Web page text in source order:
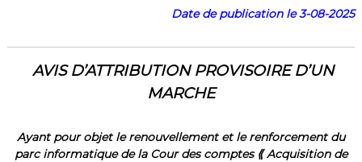
Date de publication le 3-08-2025
AVIS D’ATTRIBUTION PROVISOIRE D’UN
MARCHE
Ayant pour objet le renouvellement et le renforcement du
parc informatique de la Cour des comptes ⟪ Acquisition de